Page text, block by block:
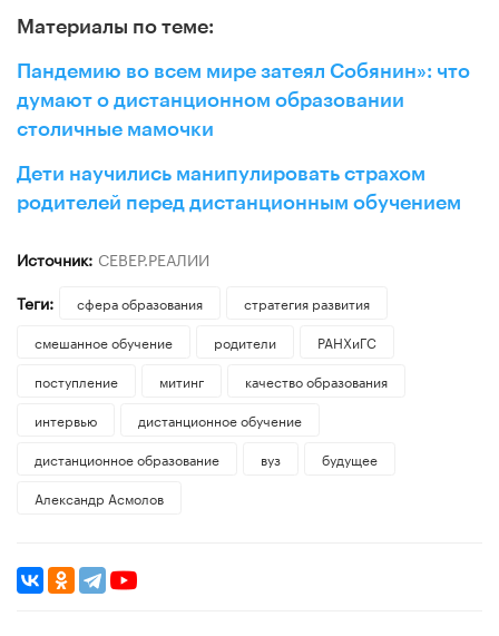
Материалы по теме:
Пандемию во всем мире затеял Собянин»: что
думают о дистанционном образовании
столичные мамочки
Дети научились манипулировать страхом
родителей перед дистанционным обучением
Источник: СЕВЕР.РЕАЛИИ
Теги:
сфера образования
стратегия развития
смешанное обучение
родители
РАНХиГС
поступление
митинг
качество образования
интервью
дистанционное обучение
дистанционное образование
вуз
будущее
Александр Асмолов